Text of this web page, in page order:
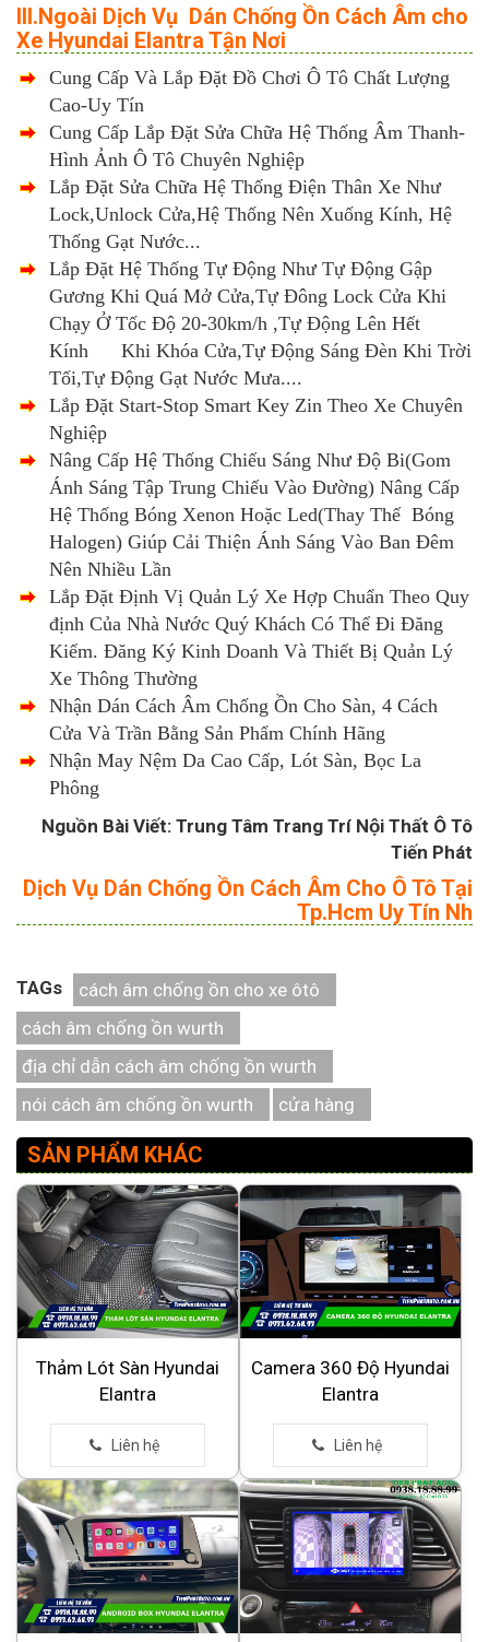
III.Ngoài Dịch Vụ Dán Chống Ồn Cách Âm cho
Xe Hyundai Elantra Tận Nơi
Cung Cấp Và Lắp Đặt Đồ Chơi Ô Tô Chất Lượng
Cao-Uy Tín
Cung Cấp Lắp Đặt Sửa Chữa Hệ Thống Âm Thanh-
Hình Ảnh Ô Tô Chuyên Nghiệp
Lắp Đặt Sửa Chữa Hệ Thống Điện Thân Xe Như
Lock,Unlock Cửa,Hệ Thống Nên Xuống Kính, Hệ
Thống Gạt Nước...
Lắp Đặt Hệ Thống Tự Động Như Tự Động Gập
Gương Khi Quá Mở Cửa,Tự Đông Lock Cửa Khi
Chạy Ở Tốc Độ 20-30km/h ,Tự Động Lên Hết
Kính Khi Khóa Cửa,Tự Động Sáng Đèn Khi Trời
Tối,Tự Động Gạt Nước Mưa....
Lắp Đặt Start-Stop Smart Key Zin Theo Xe Chuyên
Nghiệp
Nâng Cấp Hệ Thống Chiếu Sáng Như Độ Bi(Gom
Ánh Sáng Tập Trung Chiếu Vào Đường) Nâng Cấp
Hệ Thống Bóng Xenon Hoặc Led(Thay Thế Bóng
Halogen) Giúp Cải Thiện Ánh Sáng Vào Ban Đêm
Nên Nhiều Lần
Lắp Đặt Định Vị Quản Lý Xe Hợp Chuẩn Theo Quy
định Của Nhà Nước Quý Khách Có Thể Đi Đăng
Kiểm. Đăng Ký Kinh Doanh Và Thiết Bị Quản Lý
Xe Thông Thường
Nhận Dán Cách Âm Chống Ồn Cho Sàn, 4 Cách
Cửa Và Trần Bằng Sản Phẩm Chính Hãng
Nhận May Nệm Da Cao Cấp, Lót Sàn, Bọc La
Phông
Nguồn Bài Viết: Trung Tâm Trang Trí Nội Thất Ô Tô
Tiến Phát
Dịch Vụ Dán Chống Ồn Cách Âm Cho Ô Tô Tại
Tp.Hcm Uy Tín Nh
TAGs
cách âm chống ồn cho xe ôtô
cách âm chống ồn wurth
địa chỉ dẫn cách âm chống ồn wurth
nói cách âm chống ồn wurth
cửa hàng
SẢN PHẨM KHÁC
Thảm Lót Sàn Hyundai
Elantra
Camera 360 Độ Hyundai
Elantra